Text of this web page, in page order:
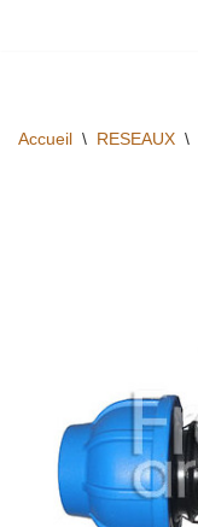
contenu
Accueil \ RESEAUX \